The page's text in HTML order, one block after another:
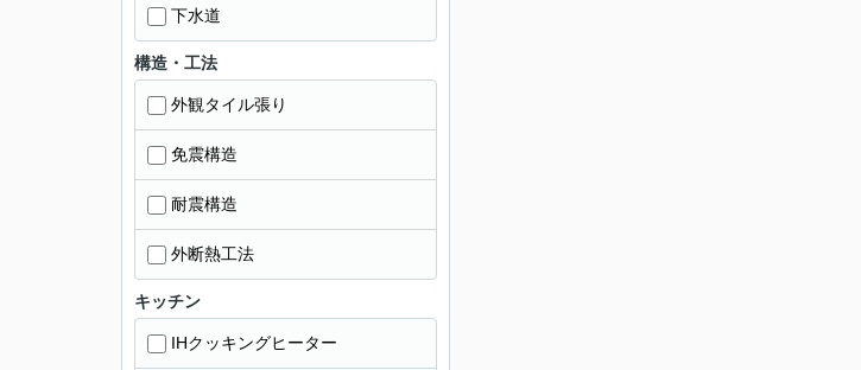
下水道
構造・工法
外観タイル張り
免震構造
耐震構造
外断熱工法
キッチン
IHクッキングヒーター